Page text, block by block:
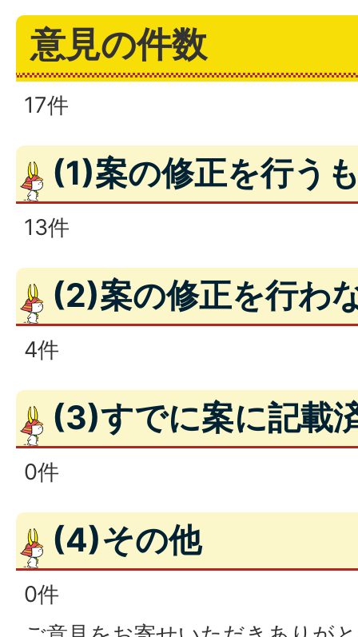
意見の件数
17件
(1)案の修正を行う
13件
(2)案の修正を行わ
4件
(3)すでに案に記載
0件
(4)その他
0件